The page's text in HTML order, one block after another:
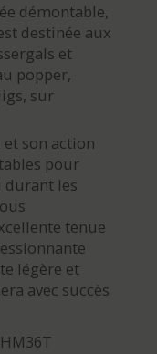
démontable,
destinée aux
et
popper,
sur
son action
pour
durant les
tenue
légère et
avec succès